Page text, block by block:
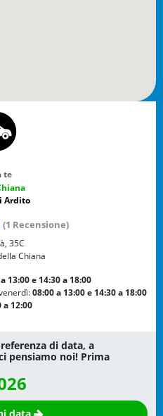
te
Ardito
(1 Recensione)
35C
Chiana
13:00e 14:30 a 18:00
08:00 a 13:00e 14:30 a 18:00
a 12:00
di data, a
pensiamo noi! Prima